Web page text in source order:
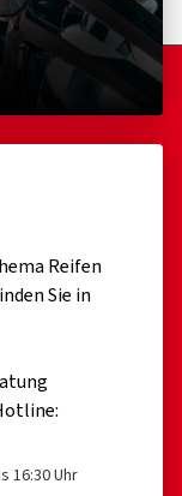
Reifen
Sie in
16:30 Uhr